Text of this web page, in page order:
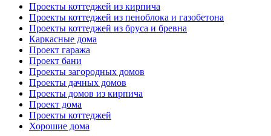
Проекты коттеджей из кирпича
Проекты коттеджей из пеноблока и газобетона
Проекты коттеджей из бруса и бревна
Каркасные дома
Проект гаража
Проект бани
Проекты загородных домов
Проекты дачных домов
Проекты домов из кирпича
Проект дома
Проекты коттеджей
Хорошие дома